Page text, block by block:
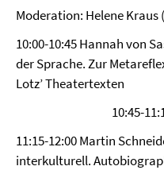
Moderation: Helene Kraus
10:00-10:45 Hannah von
der Sprache. Zur
Lotz’ Theatertexten
10:45-
11:15-12:00 Martin
interkulturell.